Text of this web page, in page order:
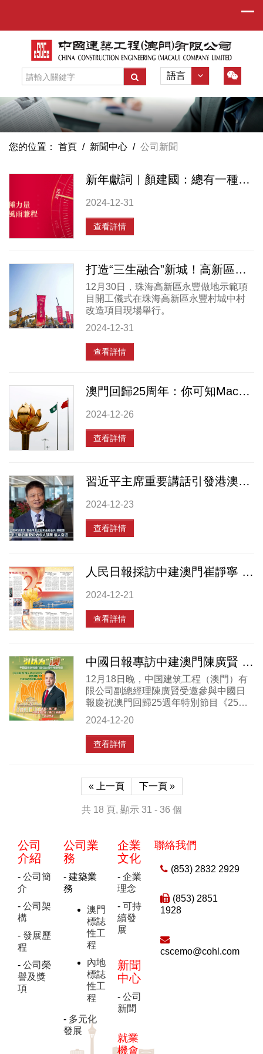
語言
您的位置： 首頁 / 新聞中心 / 公司新聞
新年獻詞｜顏建國：總有一種力量讓我們風雨兼程
2024-12-31
查看詳情
打造“三生融合”新城！高新區永豐做地示範項目開工
12月30日，珠海高新區永豐做地示範項
目開工儀式在珠海高新區永豐村城中村
改造項目現場舉行。
2024-12-31
查看詳情
澳門回️歸25周年：你可知Macau，央企築夢興
2024-12-26
查看詳情
習近平主席重要講話引發港澳各界熱烈反響，顏建國接受央視採訪
2024-12-23
查看詳情
人民日報採訪中建澳門崔靜寧 我與祖國共奮進
2024-12-21
查看詳情
中國日報專訪中建澳門陳廣賢 25載引以為“澳”
12月18日晚，中国建筑工程（澳門）有
限公司副總經理陳廣賢受邀參與中國日
報慶祝澳門回歸25週年特別節目《25載
引以為“澳”》並接受採訪，以本地工程師
的視角分享了澳門回歸25年來的發展與
變化。點擊下方視...
2024-12-20
查看詳情
« 上一頁 下一頁 »
共 18 頁, 顯示 31 - 36 個
公司
介紹
- 公司簡
介
- 公司架
構
- 發展歷
程
- 公司榮
譽及獎
項
公司業
務
- 建築業
務
澳門
標誌
性工
程
內地
標誌
性工
程
- 多元化
發展
企業
文化
-企業
理念
-可持
續發
展
新聞
中心
-公司
新聞
就業
機會
聯絡我們
(853) 2832 2929
(853) 2851
1928
cscemo@cohl.com